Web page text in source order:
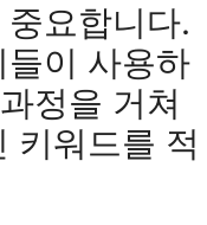
요합니다.
이 사용하
정을 거쳐
키워드를 적